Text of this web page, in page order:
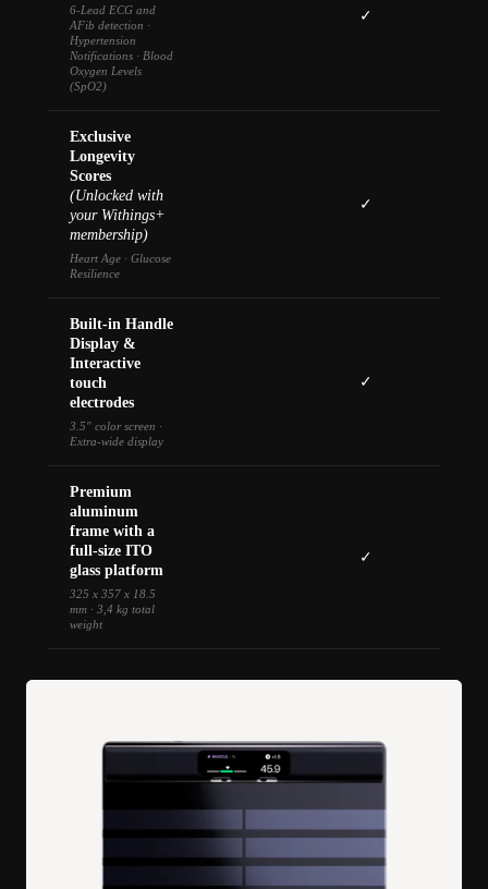
6-Lead ECG and
AFib detection ·
Hypertension
Notifications · Blood
Oxygen Levels
(SpO2)
✓
Exclusive
Longevity
Scores
(Unlocked with
your Withings+
membership)
Heart Age · Glucose
Resilience
✓
Built-in Handle
Display &
Interactive
touch
electrodes
3.5" color screen ·
Extra-wide display
✓
Premium
aluminum
frame with a
full-size ITO
glass platform
325 x 357 x 18.5
mm · 3,4 kg total
weight
✓